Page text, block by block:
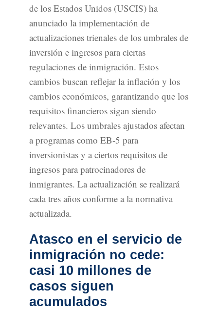
de los Estados Unidos (USCIS) ha
anunciado la implementación de
actualizaciones trienales de los umbrales de
inversión e ingresos para ciertas
regulaciones de inmigración. Estos
cambios buscan reflejar la inflación y los
cambios económicos, garantizando que los
requisitos financieros sigan siendo
relevantes. Los umbrales ajustados afectan
a programas como EB-5 para
inversionistas y a ciertos requisitos de
ingresos para patrocinadores de
inmigrantes. La actualización se realizará
cada tres años conforme a la normativa
actualizada.
Atasco en el servicio de
inmigración no cede:
casi 10 millones de
casos siguen
acumulados